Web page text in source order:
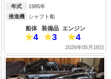
年式
1985年
推進機
シャフト船
船体
4
装備品
3
エンジン
4
2026年05月18日